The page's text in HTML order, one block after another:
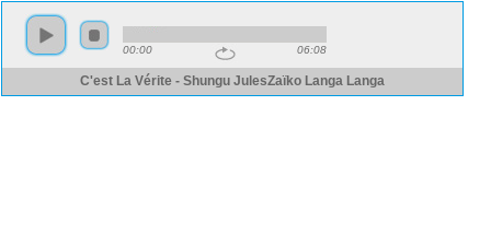
00:00 06:08
C'est La Vérite - Shungu JulesZaïko Langa Langa